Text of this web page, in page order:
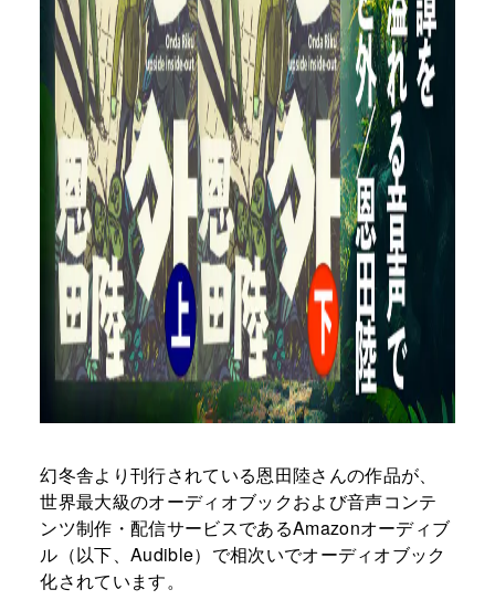
幻冬舎より刊行されている恩田陸さんの作品が、
世界最大級のオーディオブックおよび音声コンテ
ンツ制作・配信サービスであるAmazonオーディブ
ル（以下、Audible）で相次いでオーディオブック
化されています。